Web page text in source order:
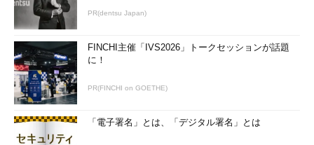
PR(dentsu Japan)
FINCHI主催「IVS2026」トークセッションが話題
に！
PR(FINCHI on GOETHE)
「電子署名」とは、「デジタル署名」とは